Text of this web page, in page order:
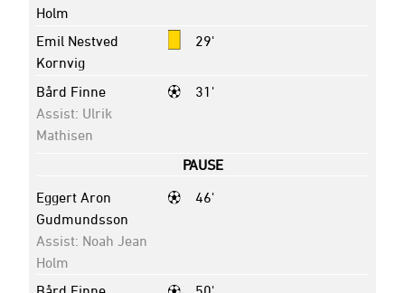
Holm
29'
Emil Nestved
Kornvig
31'
Bård Finne
Assist: Ulrik
Mathisen
PAUSE
46'
Eggert Aron
Gudmundsson
Assist: Noah Jean
Holm